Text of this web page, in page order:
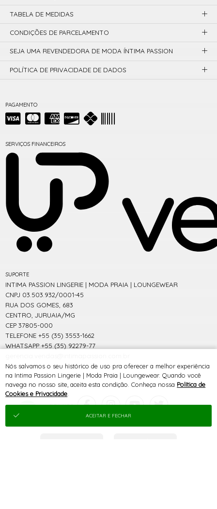
PAGAMENTO
SERVIÇOS FINANCEIROS
SUPORTE
INTIMA PASSION LINGERIE | MODA PRAIA | LOUNGEWEAR
CNPJ 03.503.932/0001-45
RUA DOS GOMES, 683
CENTRO, JURUAIA/MG
CEP 37805-000
TELEFONE +55 (35) 3553-1662
WHATSAPP +55 (35) 92279-77
TABELA DE MEDIDAS
CONDIÇÕES DE PARCELAMENTO
SEJA UMA REVENDEDORA DE MODA ÍNTIMA PASSION
POLÍTICA DE PRIVACIDADE DE DADOS
Nós salvamos o seu histórico de uso pra oferecer a melhor experiência
na Intima Passion Lingerie | Moda Praia | Loungewear. Quando você
navega no nosso site, aceita esta condição. Conheça nossa Política de
Cookies e Privacidade
ACEITAR E FECHAR